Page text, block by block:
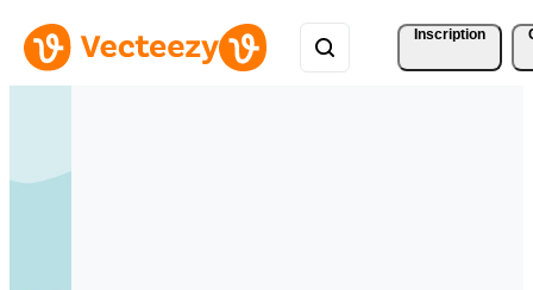
Inscription